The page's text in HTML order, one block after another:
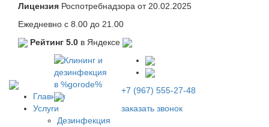
Лицензия Роспотребнадзора от 20.02.2025
Ежедневно с 8.00 до 21.00
Рейтинг 5.0 в Яндексе
Главная
Услуги
Дезинфекция
+7 (967) 555-27-48
заказать звонок